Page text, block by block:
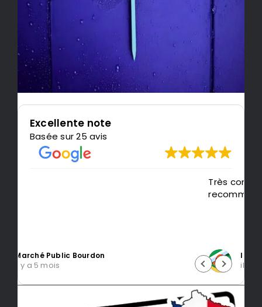
Excellente note
Basée sur 25 avis
Intragest Etude